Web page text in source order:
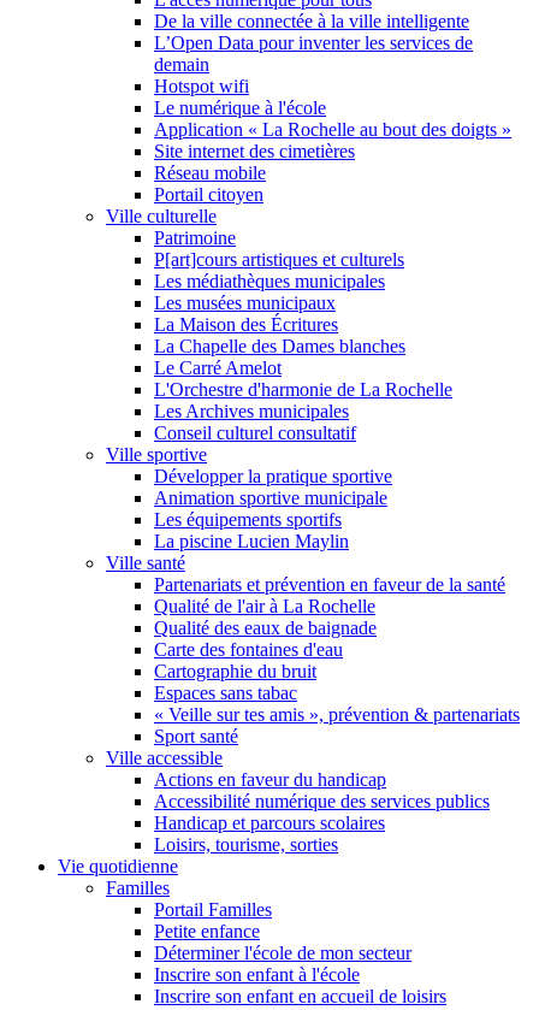
De la ville connectée à la ville intelligente
L’Open Data pour inventer les services de
demain
Hotspot wifi
Le numérique à l'école
Application « La Rochelle au bout des doigts »
Site internet des cimetières
Réseau mobile
Portail citoyen
Ville culturelle
Patrimoine
P[art]cours artistiques et culturels
Les médiathèques municipales
Les musées municipaux
La Maison des Écritures
La Chapelle des Dames blanches
Le Carré Amelot
L'Orchestre d'harmonie de La Rochelle
Les Archives municipales
Conseil culturel consultatif
Ville sportive
Développer la pratique sportive
Animation sportive municipale
Les équipements sportifs
La piscine Lucien Maylin
Ville santé
Partenariats et prévention en faveur de la santé
Qualité de l'air à La Rochelle
Qualité des eaux de baignade
Carte des fontaines d'eau
Cartographie du bruit
Espaces sans tabac
« Veille sur tes amis », prévention & partenariats
Sport santé
Ville accessible
Actions en faveur du handicap
Accessibilité numérique des services publics
Handicap et parcours scolaires
Loisirs, tourisme, sorties
Vie quotidienne
Familles
Portail Familles
Petite enfance
Déterminer l'école de mon secteur
Inscrire son enfant à l'école
Inscrire son enfant en accueil de loisirs